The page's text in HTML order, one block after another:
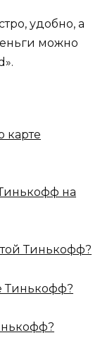
удобно, а
можно
карте
на
Тинькофф?
Тинькофф?